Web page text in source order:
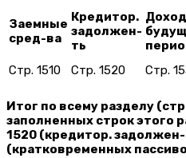
Заемные
сред-ва
Кредитор.
задолжен-
ть
Стр. 1510
Стр. 1520 Стр.
Итог по всему разделу
заполненных строк этого
1520 (кредитор.
(кратковременных